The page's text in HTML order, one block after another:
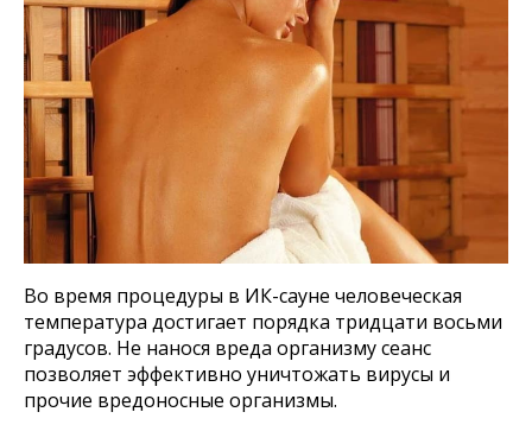
Во время процедуры в ИК-сауне человеческая
температура достигает порядка тридцати восьми
градусов. Не нанося вреда организму сеанс
позволяет эффективно уничтожать вирусы и
прочие вредоносные организмы.